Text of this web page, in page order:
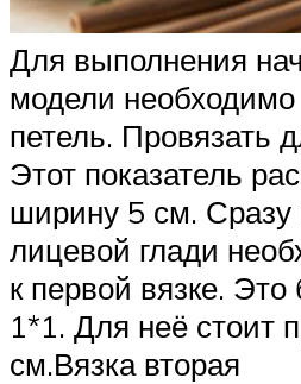
Для выполнения
модели
петель. Провязать
Этот показатель
ширину 5 см. Сразу
лицевой глади
к первой вязке. Это
1*1. Для неё стоит
см.Вязка вторая